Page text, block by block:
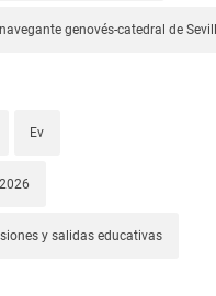
genovés-catedral de
Ev
y salidas educativas